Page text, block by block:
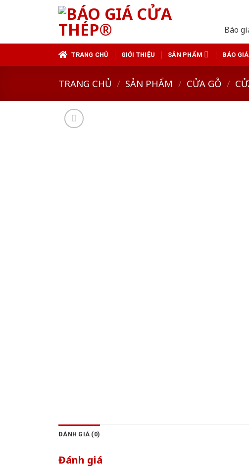
Báo
TRANG CHỦ GIỚI THIỆU SẢN PHẨM BÁO GIÁ
TRANG CHỦ / SẢN PHẨM / CỬA GỖ /
ĐÁNH GIÁ (0)
Đánh giá